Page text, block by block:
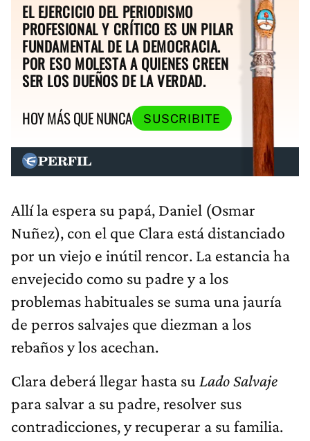
EL EJERCICIO DEL PERIODISMO
PROFESIONAL Y CRÍTICO ES UN PILAR
FUNDAMENTAL DE LA DEMOCRACIA.
POR ESO MOLESTA A QUIENES CREEN
SER LOS DUEÑOS DE LA VERDAD.
HOY MÁS QUE NUNCA
SUSCRIBITE
Allí la espera su papá, Daniel (Osmar
Nuñez), con el que Clara está distanciado
por un viejo e inútil rencor. La estancia ha
envejecido como su padre y a los
problemas habituales se suma una jauría
de perros salvajes que diezman a los
rebaños y los acechan.
Clara deberá llegar hasta su Lado Salvaje
para salvar a su padre, resolver sus
contradicciones, y recuperar a su familia.